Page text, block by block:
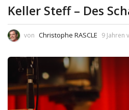
Keller Steff – Des
von Christophe RASCLE 9 Jahren